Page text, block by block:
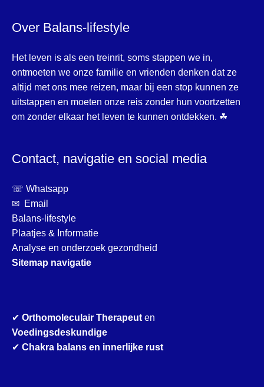
Over Balans-lifestyle
Het leven is als een treinrit, soms stappen we in,
ontmoeten we onze familie en vrienden denken dat ze
altijd met ons mee reizen, maar bij een stop kunnen ze
uitstappen en moeten onze reis zonder hun voortzetten
om zonder elkaar het leven te kunnen ontdekken. ☘
Contact, navigatie en social media
☏ Whatsapp
✉ Email
Balans-lifestyle
Plaatjes & Informatie
Analyse en onderzoek gezondheid
Sitemap navigatie
✔ Orthomoleculair Therapeuten
Voedingsdeskundige
✔ Chakra balans en innerlijke rust